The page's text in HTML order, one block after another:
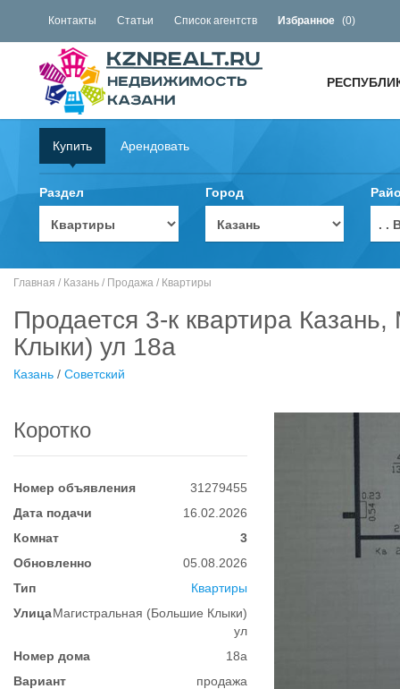
Контакты Статьи Список агентств Избранное (0)
Купить Арендовать
Раздел Город
. .
Главная / Казань / Продажа / Квартиры
Продается 3-к квартира
Клыки) ул 18а
Казань / Советский
Коротко
Номер объявления
31279455
Дата подачи
16.02.2026
Комнат
3
Обновленно
05.08.2026
Тип
Квартиры
УлицаМагистральная (Большие Клыки)
ул
Номер дома
18а
Вариант
продажа